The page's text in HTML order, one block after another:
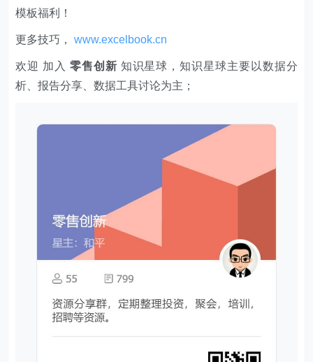
模板福利​​​​！
更多技巧，www.excelbook.cn
欢迎 加入 零售创新 知识星球，知识星球主要以数据分
析、报告分享、数据工具讨论为主；